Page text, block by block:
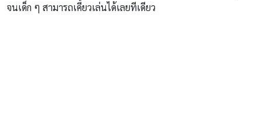
จนเด็ก ๆ สามารถเคี้ยวเล่นได้เลยทีเดียว